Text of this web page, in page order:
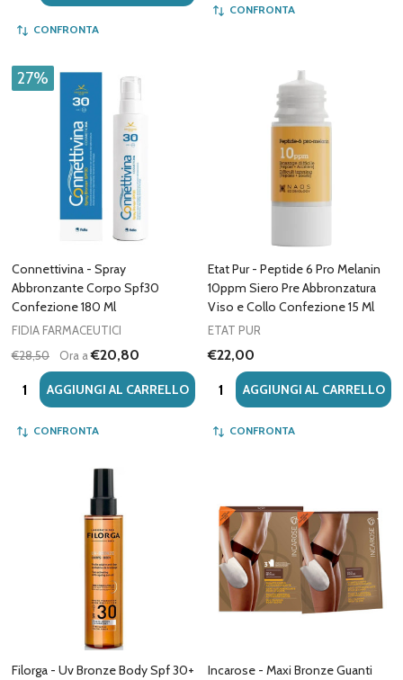
CONFRONTA
CONFRONTA
27%
Connettivina - Spray
Abbronzante Corpo Spf30
Confezione 180 Ml
FIDIA FARMACEUTICI
€28,50
Ora a€20,80
Quantità:AGGIUNGI AL CARRELLO
CONFRONTA
Etat Pur - Peptide 6 Pro Melanin
10ppm Siero Pre Abbronzatura
Viso e Collo Confezione 15 Ml
ETAT PUR
€22,00
Quantità:AGGIUNGI AL CARRELLO
CONFRONTA
Filorga - Uv Bronze Body Spf 30+
Incarose - Maxi Bronze Guanti